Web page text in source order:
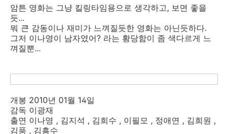
암튼 영화는 그냥 킬링타임용으로 생각하고, 보면 좋을
듯...
뭐 큰 감동이나 재미가 느껴질듯한 영화는 아닌듯하다.
그저 이나영이 남자였어? 라는 황당함이 좀 색다르게 느
껴질뿐...
개봉 2010년 01월 14일
감독 이광재
출연 이나영 , 김지석 , 김희수 , 이필모 , 정애연 , 김희원 ,
김풍 , 김흥수